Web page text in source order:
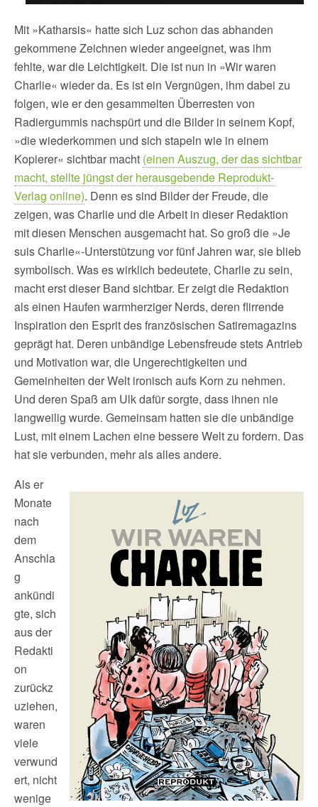
Mit »Katharsis« hatte sich Luz schon das abhanden
gekommene Zeichnen wieder angeeignet, was ihm
fehlte, war die Leichtigkeit. Die ist nun in »Wir waren
Charlie« wieder da. Es ist ein Vergnügen, ihm dabei zu
folgen, wie er den gesammelten Überresten von
Radiergummis nachspürt und die Bilder in seinem Kopf,
»die wiederkommen und sich stapeln wie in einem
Kopierer« sichtbar macht (einen Auszug, der das sichtbar
macht, stellte jüngst der herausgebende Reprodukt-
Verlag online). Denn es sind Bilder der Freude, die
zeigen, was Charlie und die Arbeit in dieser Redaktion
mit diesen Menschen ausgemacht hat. So groß die »Je
suis Charlie«-Unterstützung vor fünf Jahren war, sie blieb
symbolisch. Was es wirklich bedeutete, Charlie zu sein,
macht erst dieser Band sichtbar. Er zeigt die Redaktion
als einen Haufen warmherziger Nerds, deren flirrende
Inspiration den Esprit des französischen Satiremagazins
geprägt hat. Deren unbändige Lebensfreude stets Antrieb
und Motivation war, die Ungerechtigkeiten und
Gemeinheiten der Welt ironisch aufs Korn zu nehmen.
Und deren Spaß am Ulk dafür sorgte, dass ihnen nie
langweilig wurde. Gemeinsam hatten sie die unbändige
Lust, mit einem Lachen eine bessere Welt zu fordern. Das
hat sie verbunden, mehr als alles andere.
Als er
Monate
nach
dem
Anschla
g
ankündi
gte, sich
aus der
Redakti
on
zurückz
uziehen,
waren
viele
verwund
ert, nicht
wenige